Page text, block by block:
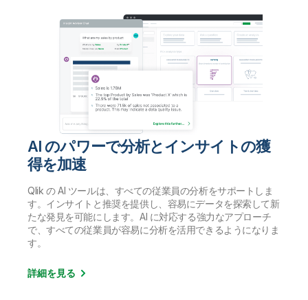
AI のパワーで分析とインサイトの獲
得を加速
Qlik の AI ツールは、すべての従業員の分析をサポートしま
す。インサイトと推奨を提供し、容易にデータを探索して新
たな発見を可能にします。AI に対応する強力なアプローチ
で、すべての従業員が容易に分析を活用できるようになりま
す。
詳細を見る